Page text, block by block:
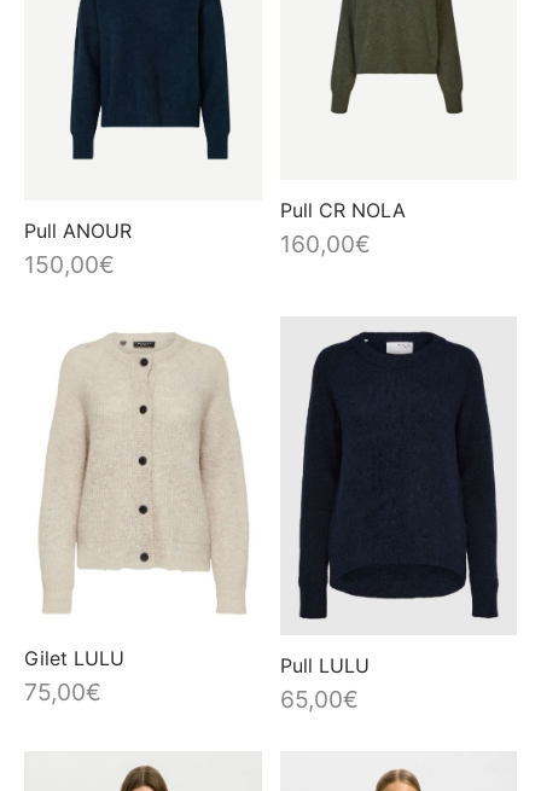
plus
ancien
Pull ANOUR
150,00€
Pull CR NOLA
160,00€
Gilet LULU
75,00€
Pull LULU
65,00€